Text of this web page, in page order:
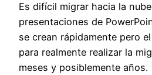
Es difícil migrar hacia la
presentaciones de
se crean rápidamente pero
para realmente realizar la
meses y posiblemente años.